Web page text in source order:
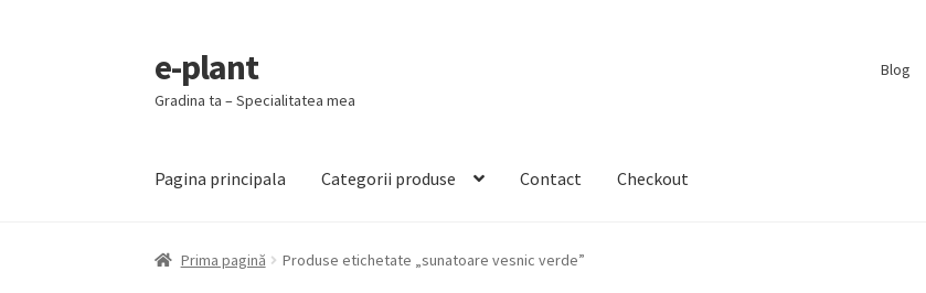
Sari
la
navigare
Sari
la
conținut
e-plant
Gradina ta – Specialitatea mea
Blog
Pagina principala Categorii produse Contact Checkout
Prima pagină Produse etichetate „sunatoare vesnic verde”